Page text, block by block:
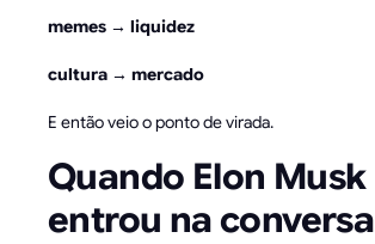
memes → liquidez
cultura → mercado
E então veio o ponto de virada.
Quando Elon Musk
entrou na conversa